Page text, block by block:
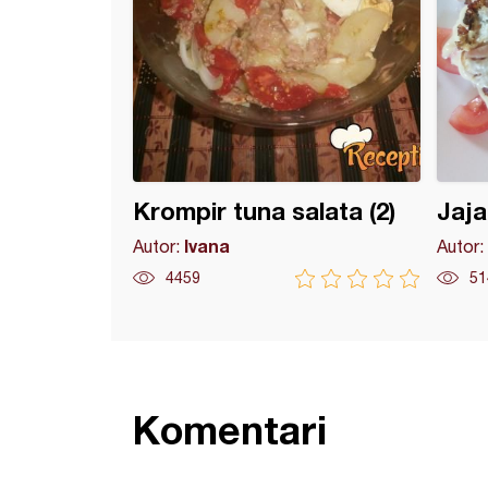
Krompir tuna salata (2)
Autor: Ivana
4459
Autor:
Komentari